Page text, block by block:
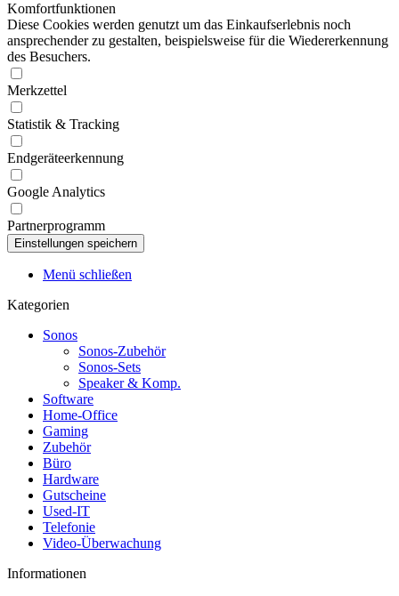
Komfortfunktionen
Diese Cookies werden genutzt um das Einkaufserlebnis noch
ansprechender zu gestalten, beispielsweise für die Wiedererkennung
des Besuchers.
Merkzettel
Statistik & Tracking
Endgeräteerkennung
Google Analytics
Partnerprogramm
Menü schließen
Kategorien
Sonos
Sonos-Zubehör
Sonos-Sets
Speaker & Komp.
Software
Home-Office
Gaming
Zubehör
Büro
Hardware
Gutscheine
Used-IT
Telefonie
Video-Überwachung
Informationen